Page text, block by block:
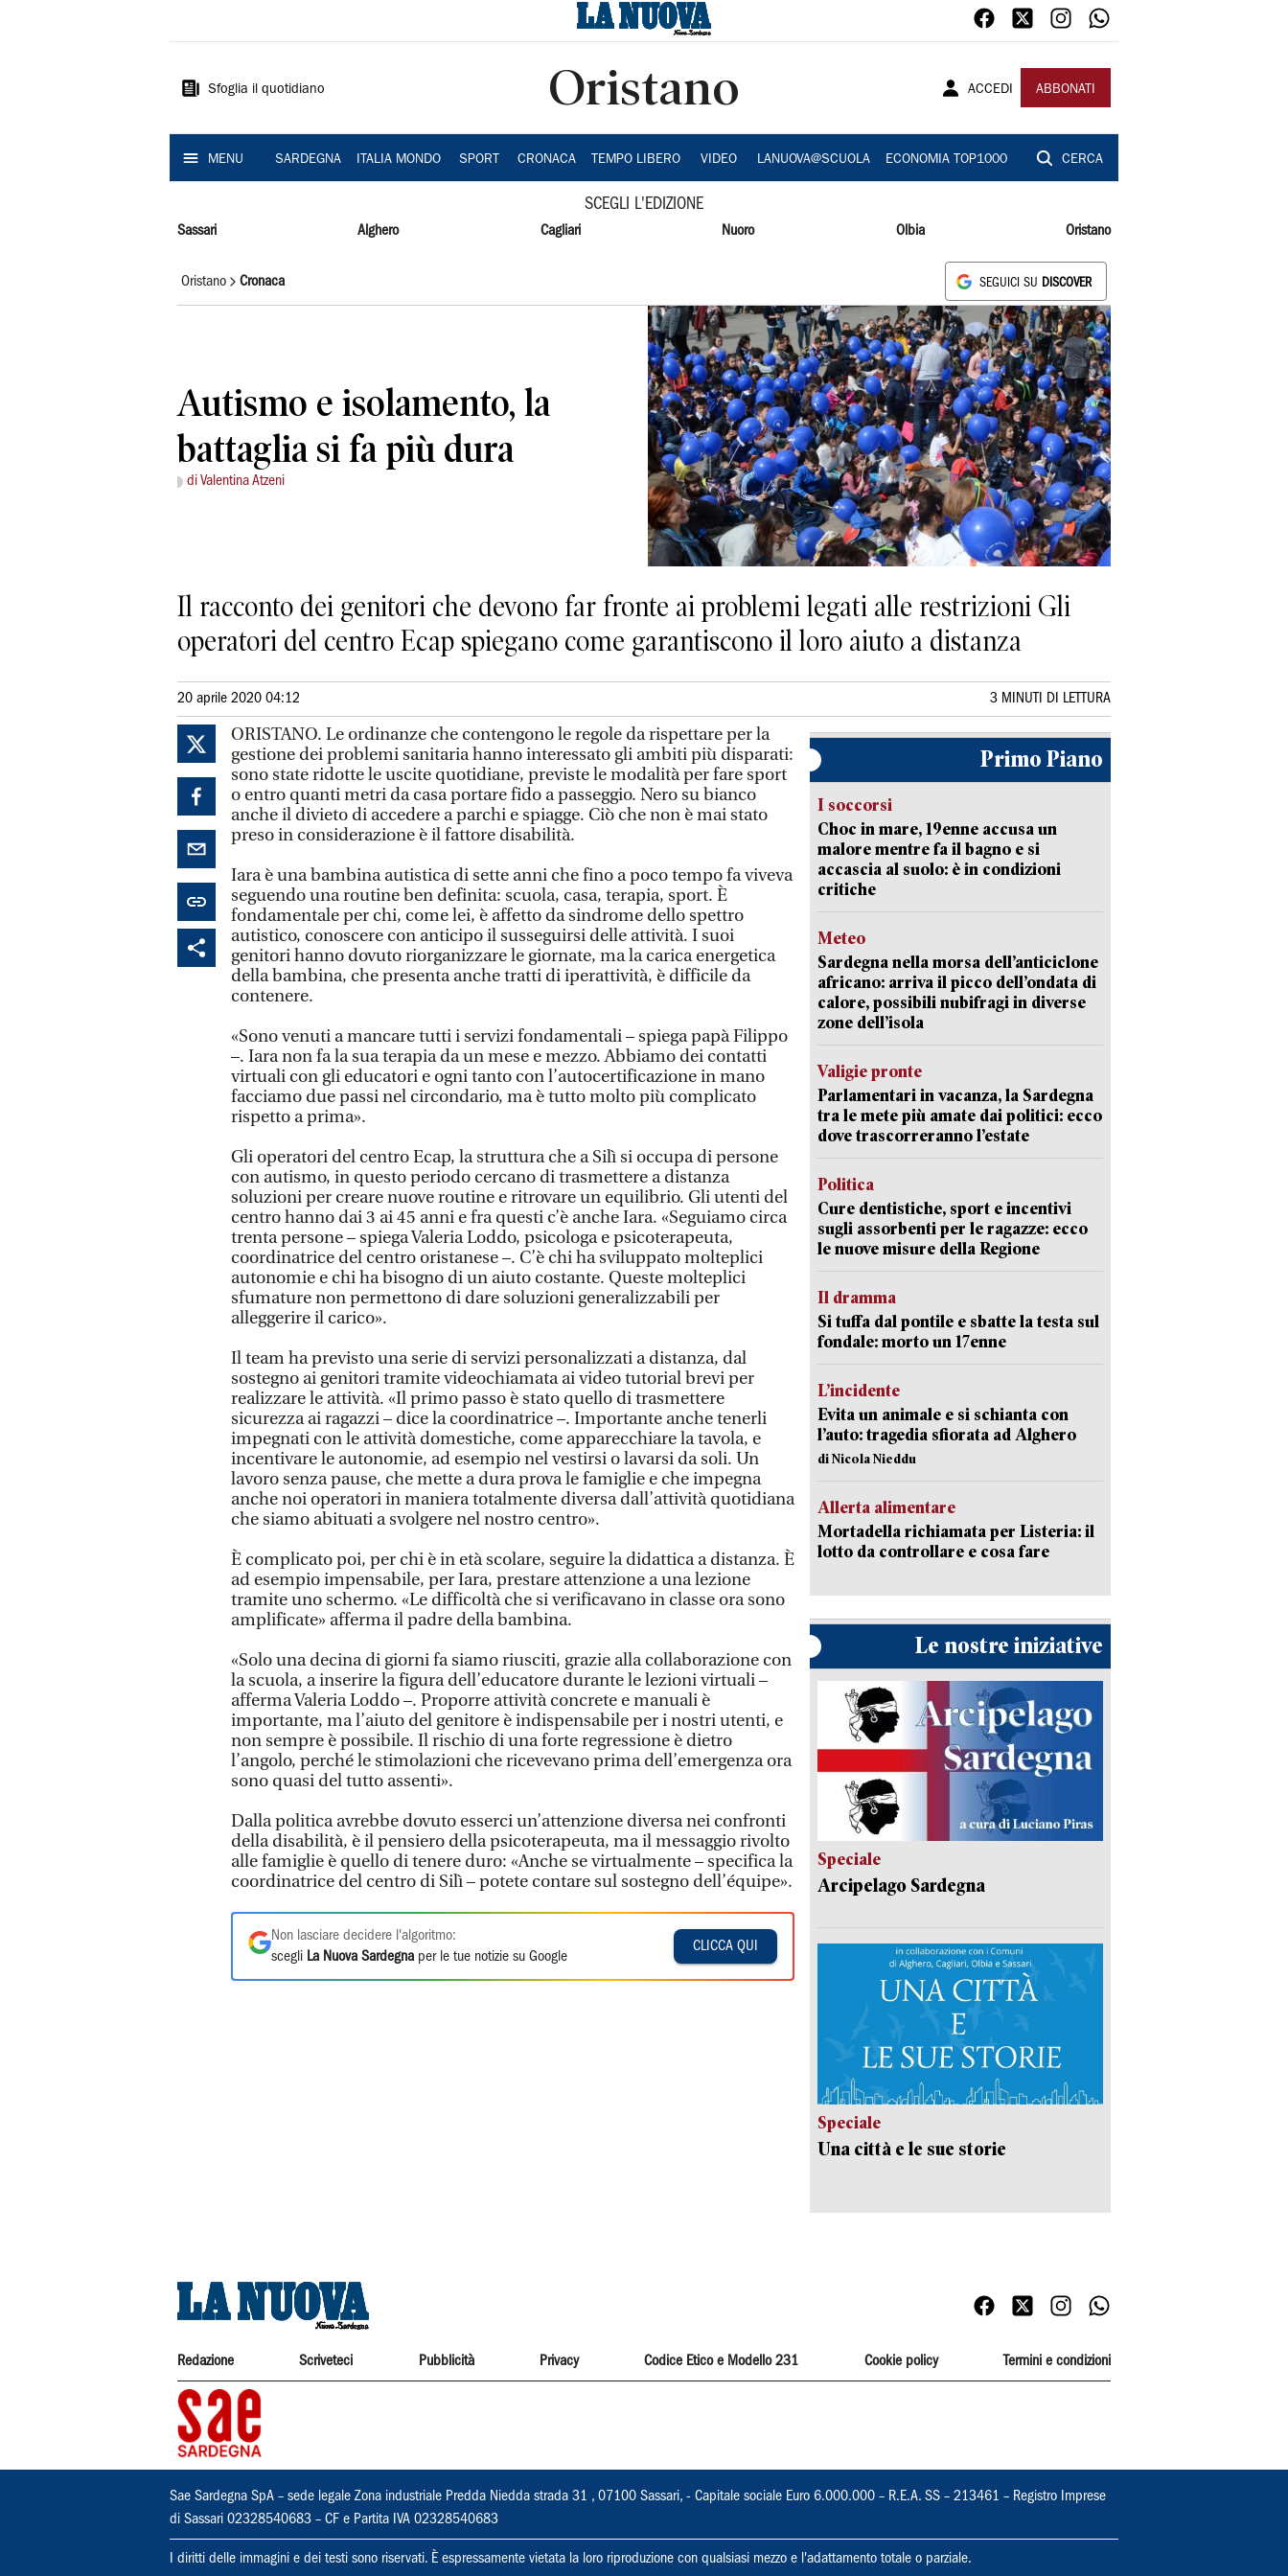
Sardegna
Sfoglia il quotidiano Oristano ACCEDI ABBONATI
MENU SARDEGNA ITALIA MONDO SPORT CRONACA TEMPO LIBERO VIDEO LANUOVA@SCUOLA ECONOMIA TOP1000 CERCA
SCEGLI L'EDIZIONE
Sassari Alghero Cagliari Nuoro Olbia Oristano
Oristano Cronaca SEGUICI SU DISCOVER
Autismo e isolamento, la
battaglia si fa più dura
di Valentina Atzeni
Il racconto dei genitori che devono far fronte ai problemi legati alle restrizioni Gli
operatori del centro Ecap spiegano come garantiscono il loro aiuto a distanza
20 aprile 2020 04:12 3 MINUTI DI LETTURA
ORISTANO. Le ordinanze che contengono le regole da rispettare per la
gestione dei problemi sanitaria hanno interessato gli ambiti più disparati:
sono state ridotte le uscite quotidiane, previste le modalità per fare sport
o entro quanti metri da casa portare fido a passeggio. Nero su bianco
anche il divieto di accedere a parchi e spiagge. Ciò che non è mai stato
preso in considerazione è il fattore disabilità.
Iara è una bambina autistica di sette anni che fino a poco tempo fa viveva
seguendo una routine ben definita: scuola, casa, terapia, sport. È
fondamentale per chi, come lei, è affetto da sindrome dello spettro
autistico, conoscere con anticipo il susseguirsi delle attività. I suoi
genitori hanno dovuto riorganizzare le giornate, ma la carica energetica
della bambina, che presenta anche tratti di iperattività, è difficile da
contenere.
«Sono venuti a mancare tutti i servizi fondamentali – spiega papà Filippo
–. Iara non fa la sua terapia da un mese e mezzo. Abbiamo dei contatti
virtuali con gli educatori e ogni tanto con l’autocertificazione in mano
facciamo due passi nel circondario, ma è tutto molto più complicato
rispetto a prima».
Gli operatori del centro Ecap, la struttura che a Silì si occupa di persone
con autismo, in questo periodo cercano di trasmettere a distanza
soluzioni per creare nuove routine e ritrovare un equilibrio. Gli utenti del
centro hanno dai 3 ai 45 anni e fra questi c’è anche Iara. «Seguiamo circa
trenta persone – spiega Valeria Loddo, psicologa e psicoterapeuta,
coordinatrice del centro oristanese –. C’è chi ha sviluppato molteplici
autonomie e chi ha bisogno di un aiuto costante. Queste molteplici
sfumature non permettono di dare soluzioni generalizzabili per
alleggerire il carico».
Il team ha previsto una serie di servizi personalizzati a distanza, dal
sostegno ai genitori tramite videochiamata ai video tutorial brevi per
realizzare le attività. «Il primo passo è stato quello di trasmettere
sicurezza ai ragazzi – dice la coordinatrice –. Importante anche tenerli
impegnati con le attività domestiche, come apparecchiare la tavola, e
incentivare le autonomie, ad esempio nel vestirsi o lavarsi da soli. Un
lavoro senza pause, che mette a dura prova le famiglie e che impegna
anche noi operatori in maniera totalmente diversa dall’attività quotidiana
che siamo abituati a svolgere nel nostro centro».
È complicato poi, per chi è in età scolare, seguire la didattica a distanza. È
ad esempio impensabile, per Iara, prestare attenzione a una lezione
tramite uno schermo. «Le difficoltà che si verificavano in classe ora sono
amplificate» afferma il padre della bambina.
«Solo una decina di giorni fa siamo riusciti, grazie alla collaborazione con
la scuola, a inserire la figura dell’educatore durante le lezioni virtuali –
afferma Valeria Loddo –. Proporre attività concrete e manuali è
importante, ma l’aiuto del genitore è indispensabile per i nostri utenti, e
non sempre è possibile. Il rischio di una forte regressione è dietro
l’angolo, perché le stimolazioni che ricevevano prima dell’emergenza ora
sono quasi del tutto assenti».
Dalla politica avrebbe dovuto esserci un’attenzione diversa nei confronti
della disabilità, è il pensiero della psicoterapeuta, ma il messaggio rivolto
alle famiglie è quello di tenere duro: «Anche se virtualmente – specifica la
coordinatrice del centro di Silì – potete contare sul sostegno dell’équipe».
Non lasciare decidere l'algoritmo:
scegli La Nuova Sardegna per le tue notizie su Google
CLICCA QUI
Primo Piano
I soccorsi
Choc in mare, 19enne accusa un
malore mentre fa il bagno e si
accascia al suolo: è in condizioni
critiche
Meteo
Sardegna nella morsa dell’anticiclone
africano: arriva il picco dell’ondata di
calore, possibili nubifragi in diverse
zone dell’isola
Valigie pronte
Parlamentari in vacanza, la Sardegna
tra le mete più amate dai politici: ecco
dove trascorreranno l’estate
Politica
Cure dentistiche, sport e incentivi
sugli assorbenti per le ragazze: ecco
le nuove misure della Regione
Il dramma
Si tuffa dal pontile e sbatte la testa sul
fondale: morto un 17enne
L’incidente
Evita un animale e si schianta con
l’auto: tragedia sfiorata ad Alghero
di Nicola Nieddu
Allerta alimentare
Mortadella richiamata per Listeria: il
lotto da controllare e cosa fare
Le nostre iniziative
Speciale
Arcipelago Sardegna
Speciale
Una città e le sue storie
Redazione Scriveteci Pubblicità Privacy Codice Etico e Modello 231 Cookie policy Termini e condizioni
Sae Sardegna SpA – sede legale Zona industriale Predda Niedda strada 31 , 07100 Sassari, - Capitale sociale Euro 6.000.000 – R.E.A. SS – 213461 – Registro Imprese
di Sassari 02328540683 – CF e Partita IVA 02328540683
I diritti delle immagini e dei testi sono riservati. È espressamente vietata la loro riproduzione con qualsiasi mezzo e l'adattamento totale o parziale.